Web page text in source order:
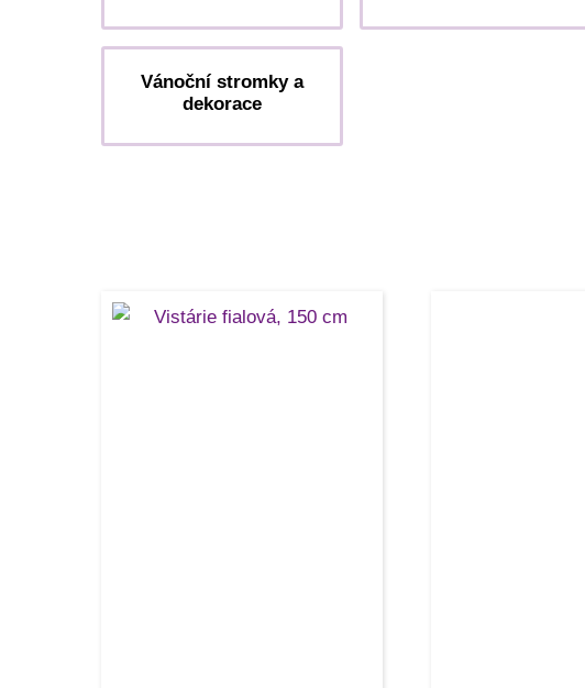
Vánoční stromky a
dekorace